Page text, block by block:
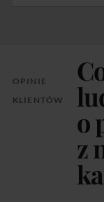
OPINIE
KLIENTÓW
o
z